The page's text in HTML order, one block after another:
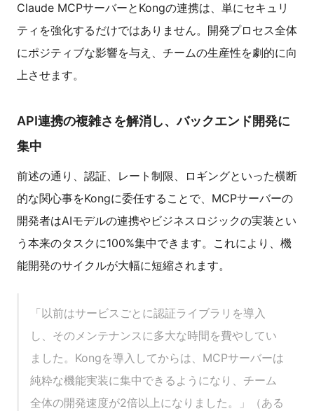
Claude MCPサーバーとKongの連携は、単にセキュリ
ティを強化するだけではありません。開発プロセス全体
にポジティブな影響を与え、チームの生産性を劇的に向
上させます。
API連携の複雑さを解消し、バックエンド開発に
集中
前述の通り、認証、レート制限、ロギングといった横断
的な関心事をKongに委任することで、MCPサーバーの
開発者はAIモデルの連携やビジネスロジックの実装とい
う本来のタスクに100%集中できます。これにより、機
能開発のサイクルが大幅に短縮されます。
「以前はサービスごとに認証ライブラリを導入
し、そのメンテナンスに多大な時間を費やしてい
ました。Kongを導入してからは、MCPサーバーは
純粋な機能実装に集中できるようになり、チーム
全体の開発速度が2倍以上になりました。」（ある